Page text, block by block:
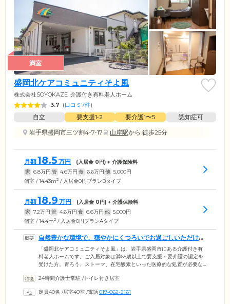
満室
盛岡北ケアコミュニティそよ風
株式会社SOYOKAZE 介護付き有料老人ホーム
3.7 (口コミ7件)
自立 要支援1•2 要介護1〜5
認知症可
岩手県盛岡市三ツ割4-7-17
山岸駅から 徒歩25分
月額18.5 万円 (入居金 0円) + 介護保険料
家 6.8万円 管 4.6万円 食 6.6万円 他 5,000円
個室 / 14.43m2 / 入居金0円プランBタイプ
月額18.9 万円 (入居金 0円) + 介護保険料
家 7.2万円 管 4.6万円 食 6.6万円 他 5,000円
個室 / 14.4m2 / 入居金0円プランAタイプ
自然豊かな環境で、穏やかにくつろいでお過ごしいただけま
す
「盛岡北ケアコミュニティそよ風」は、岩手県盛岡市にある介護付き有
料老人ホームです。ご入居対象は満65歳以上で要支援・要介護の認定を
受けた方。胃ろう、ストーマ、在宅酸素といった医療的な処置が必要な
田線山岸駅より車で約8分にあり、周囲は自然豊かな環境です。季節の移
るお部屋は全室個室。各部屋に電動介護ベッド、トイレ、洗面台がつい
24時間介護士常駐 /トイレ付き居室
定員40名 /居室40室 /電話019-662-2161